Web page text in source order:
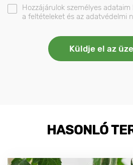
Hozzájárulok személyes
a feltételeket és az adatvédelmi
HASONLÓ